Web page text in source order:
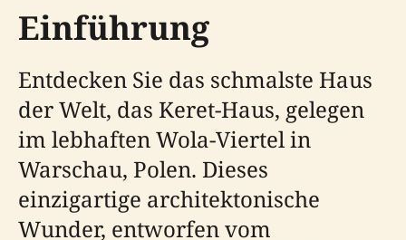
Einführung
Entdecken Sie das schmalste Haus
der Welt, das Keret-Haus, gelegen
im lebhaften Wola-Viertel in
Warschau, Polen. Dieses
einzigartige architektonische
Wunder, entworfen vom